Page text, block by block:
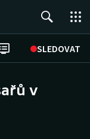
SLEDOVAT
v